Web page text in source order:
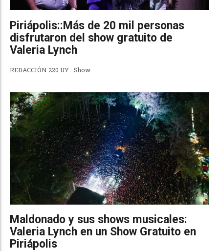
Piriápolis::Más de 20 mil personas
disfrutaron del show gratuito de
Valeria Lynch
REDACCIÓN 220.UY Show
Maldonado y sus shows musicales:
Valeria Lynch en un Show Gratuito en
Piriápolis